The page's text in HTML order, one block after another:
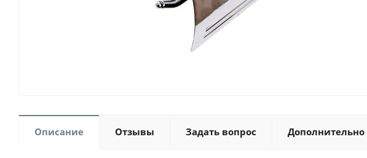
Описание Отзывы Задать вопрос Дополнительно